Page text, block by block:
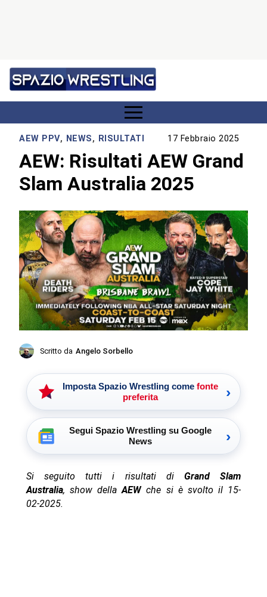
AEW PPV, NEWS, RISULTATI 17 Febbraio 2025
AEW: Risultati AEW Grand
Slam Australia 2025
Scritto da Angelo Sorbello
Imposta Spazio Wrestling come fonte
preferita
›
Segui Spazio Wrestling su Google
News
›
Si seguito tutti i risultati di Grand Slam
Australia, show dellaAEWche si è svolto il 15-
02-2025.